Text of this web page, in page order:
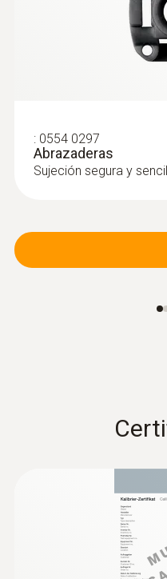
: 0554 0297
Abrazaderas
Sujeción segura y